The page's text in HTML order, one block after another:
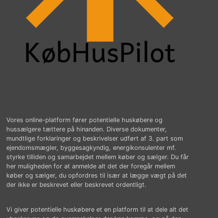
Vores online-platform fører potentielle huskøbere og
hussælgere tættere på hinanden. Diverse dokumenter,
mundtlige forklaringer og beskrivelser udført af 3. part som
ejendomsmægler, byggesagkyndig, energikonsulenter mf.
styrke tilliden og samarbejdet mellem køber og sælger. Du får
her muligheden for at anmelde alt det der foregår mellem
køber og sælger, du opfordres til især at lægge vægt på det
der ikke er beskrevet eller beskrevet ordentligt.
Vi giver potentielle huskøbere et en platform til at dele alt det